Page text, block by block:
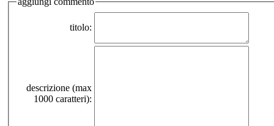
titolo:
descrizione (max
1000 caratteri):